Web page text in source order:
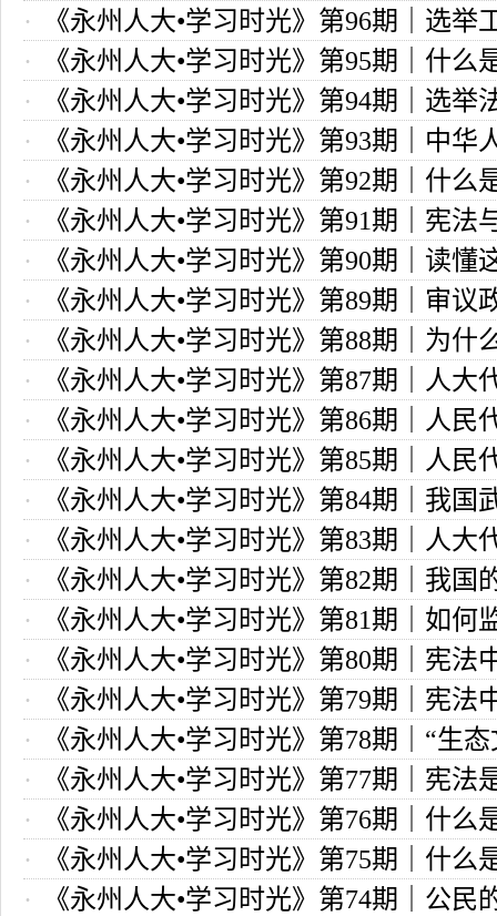
哪些基本的选举原则？
《永州人大•学习时光》第96期｜选举
些基本环节？
《永州人大•学习时光》第95期｜什么
举？《永州人大•学习时光》第94期｜选举
类型的选举?
《永州人大•学习时光》第93期｜中华
全国人民代表大会和地方各级人民代表
《永州人大•学习时光》第92期｜什么
《永州人大•学习时光》第91期｜宪法
大会制度的关系
《永州人大•学习时光》第90期｜读懂
解“两会”
《永州人大•学习时光》第89期｜审议
告有哪些程序和方式？
《永州人大•学习时光》第88期｜为什
人大提早开幕？
《永州人大•学习时光》第87期｜人大
期间的活动有哪些？
《永州人大•学习时光》第86期｜人民
代表团是如何划分的？
《永州人大•学习时光》第85期｜人民
人大代表每届任期几年？
《永州人大•学习时光》第84期｜我国
谁来领导？
《永州人大•学习时光》第83期｜人大
闭会期间，非经什么机关许可，不受逮
《永州人大•学习时光》第82期｜我国
是什么？
《永州人大•学习时光》第81期｜如何
实施？
《永州人大•学习时光》第80期｜宪法
年人的“小知识”
《永州人大•学习时光》第79期｜宪法
《永州人大•学习时光》第78期｜“生
宪法意义重大
《永州人大•学习时光》第77期｜宪法
公民的人身自由的？
《永州人大•学习时光》第76期｜什么
《永州人大•学习时光》第75期｜什么
区？《永州人大•学习时光》第74期｜公民